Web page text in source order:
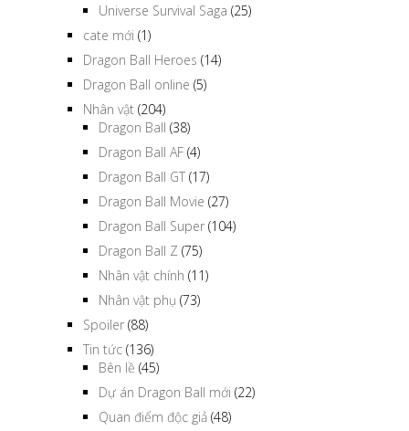
Universe Survival Saga (25)
cate mới (1)
Dragon Ball Heroes (14)
Dragon Ball online (5)
Nhân vật (204)
Dragon Ball (38)
Dragon Ball AF (4)
Dragon Ball GT (17)
Dragon Ball Movie (27)
Dragon Ball Super (104)
Dragon Ball Z (75)
Nhân vật chính (11)
Nhân vật phụ (73)
Spoiler (88)
Tin tức (136)
Bên lề (45)
Dự án Dragon Ball mới (22)
Quan điểm độc giả (48)